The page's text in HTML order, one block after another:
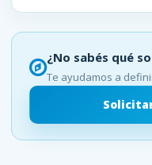
¿No sabés qué
Te ayudamos a